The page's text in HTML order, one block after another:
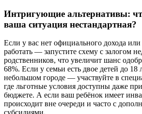
Интригующие альтернативы:
ваша ситуация нестандартная?
Если у вас нет официального дохода
работать — запустите схему с залогом
родственников, что увеличит шанс
68%. Если у семьи есть двое детей до 18
небольшом городе — участвуйте в
где льготные условия доступны даже
бюджете. А если ваш ребёнок имеет
происходит вне очереди и часто с